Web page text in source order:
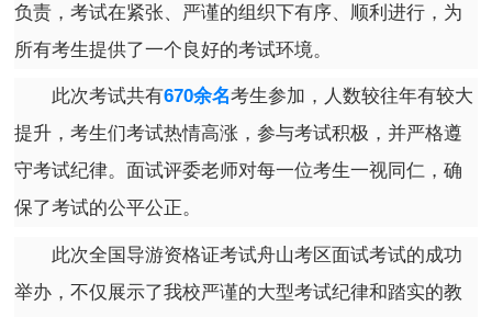
负责，考试在紧张、严谨的组织下有序、顺利进行，为
所有考生提供了一个良好的考试环境。
此次考试共有670余名考生参加，人数较往年有较大
提升，考生们考试热情高涨，参与考试积极，并严格遵
守考试纪律。面试评委老师对每一位考生一视同仁，确
保了考试的公平公正。
此次全国导游资格证考试舟山考区面试考试的成功
举办，不仅展示了我校严谨的大型考试纪律和踏实的教